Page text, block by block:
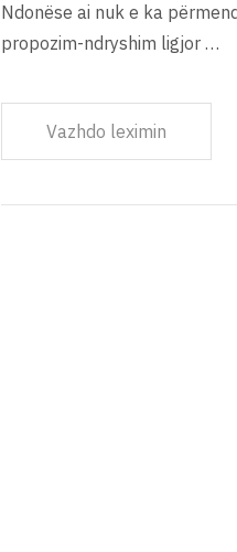
Ndonëse ai nuk e ka
propozim-ndryshim ligjor …
Vazhdo leximin